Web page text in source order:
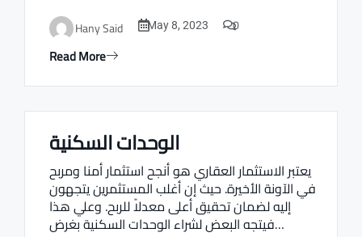
Hany Said May 8, 2023 0
Read More
Real estate Estate ville
الوحدات السكنية
يعتبر الاستثمار العقاري هو أنجح استثمار أمنا ومربح
في الآونة الأخيرة. حيث إن أغلب المستثمرين يتجهون
إليه لضمان تحقيق أعلى معدلاً للربح. وعلي هذا
فيتجه البعض لشراء الوحدات السكنية بغرض…